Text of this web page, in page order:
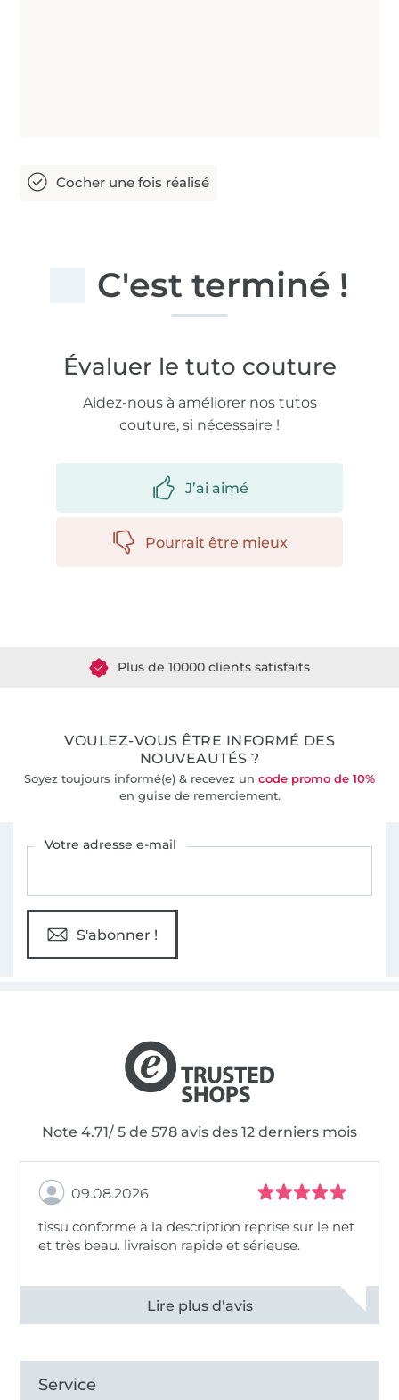
C'est terminé !
Évaluer le tuto couture
Aidez-nous à améliorer nos tutos
couture, si nécessaire !
J’ai aimé
Pourrait être mieux
VOULEZ-VOUS ÊTRE INFORMÉ DES
NOUVEAUTÉS ?
Soyez toujours informé(e) & recevez un code promo de 10%
en guise de remerciement.
Votre adresse e-mail
S'abonner !
Note 4.71/ 5 de 578 avis des 12 derniers mois
09.08.2026
tissu conforme à la description reprise sur le net
et très beau. livraison rapide et sérieuse.
Voir tous les 11499 commentaires
Service